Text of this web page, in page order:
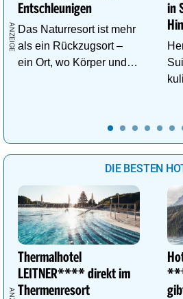
Entschleunigen
Das Naturresort ist mehr
als ein Rückzugsort –
ein Ort, wo Körper und
in
DIE BESTEN
Thermalhotel
LEITNER**** direkt im
Thermenresort